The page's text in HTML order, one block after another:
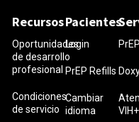
Recursos
Oportunidades
de desarrollo
profesional
Condiciones
de servicio
Pacientes
Login
PrEP Refills
Cambiar
idioma
PrEP
VIH+